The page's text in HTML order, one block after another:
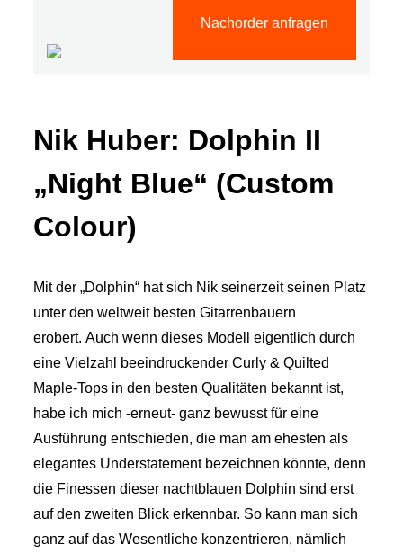
Nachorder anfragen
Nik Huber: Dolphin II
„Night Blue“ (Custom
Colour)
Mit der „Dolphin“ hat sich Nik seinerzeit seinen Platz
unter den weltweit besten Gitarrenbauern
erobert. Auch wenn dieses Modell eigentlich durch
eine Vielzahl beeindruckender Curly & Quilted
Maple-Tops in den besten Qualitäten bekannt ist,
habe ich mich -erneut- ganz bewusst für eine
Ausführung entschieden, die man am ehesten als
elegantes Understatement bezeichnen könnte, denn
die Finessen dieser nachtblauen Dolphin sind erst
auf den zweiten Blick erkennbar. So kann man sich
ganz auf das Wesentliche konzentrieren, nämlich